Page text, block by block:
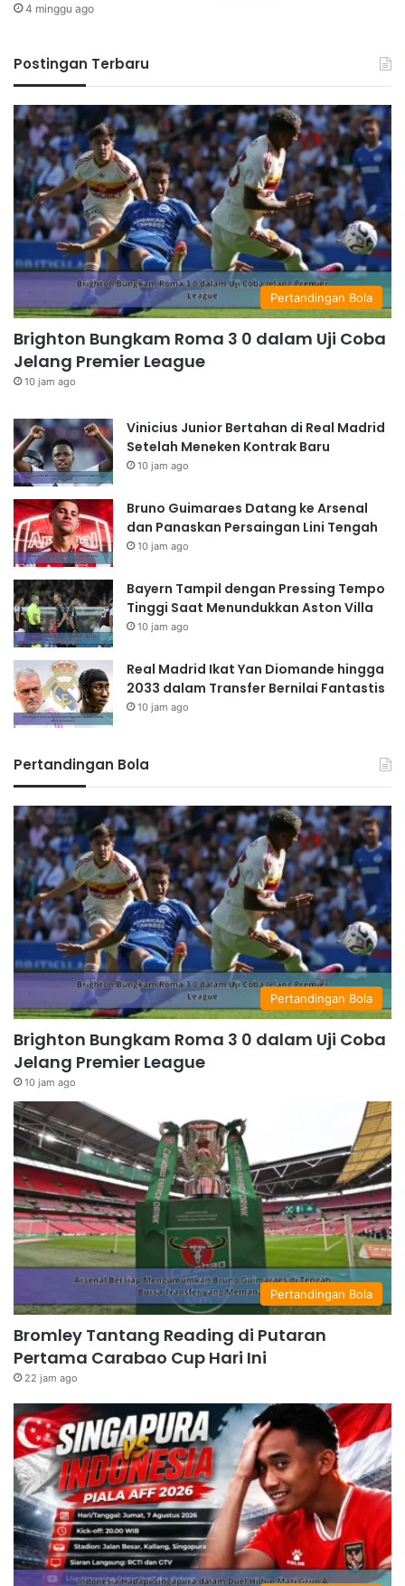
4 minggu ago
Postingan Terbaru
Pertandingan Bola
Brighton Bungkam Roma 3 0 dalam Uji Coba
Jelang Premier League
10 jam ago
Vinicius Junior Bertahan di Real Madrid
Setelah Meneken Kontrak Baru
10 jam ago
Bruno Guimaraes Datang ke Arsenal
dan Panaskan Persaingan Lini Tengah
10 jam ago
Bayern Tampil dengan Pressing Tempo
Tinggi Saat Menundukkan Aston Villa
10 jam ago
Real Madrid Ikat Yan Diomande hingga
2033 dalam Transfer Bernilai Fantastis
10 jam ago
Pertandingan Bola
Pertandingan Bola
Brighton Bungkam Roma 3 0 dalam Uji Coba
Jelang Premier League
10 jam ago
Pertandingan Bola
Bromley Tantang Reading di Putaran
Pertama Carabao Cup Hari Ini
22 jam ago